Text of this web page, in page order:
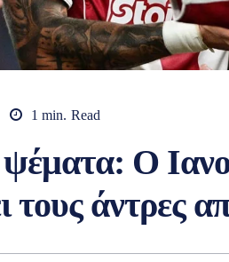
1 min. Read
Ο
τους άντρες